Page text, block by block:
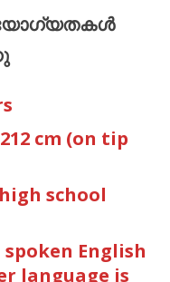
cm (on tip
school
English
language is